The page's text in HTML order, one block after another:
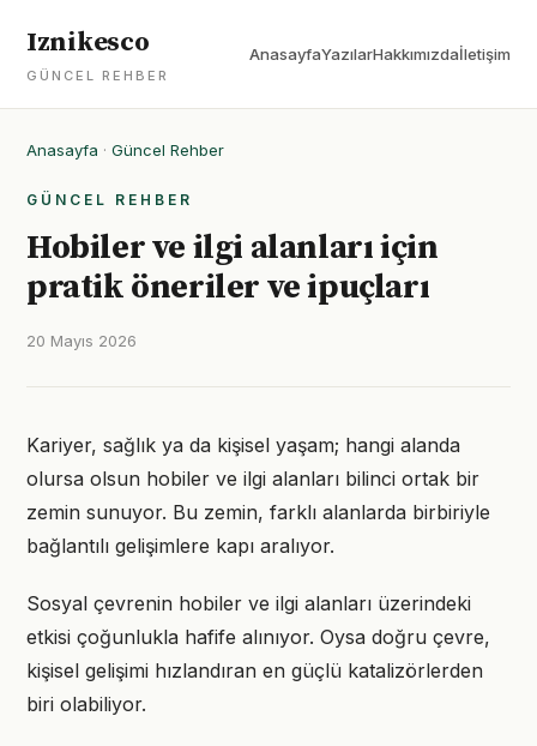
Iznikesco
GÜNCEL REHBER
AnasayfaYazılarHakkımızdaİletişim
Anasayfa · Güncel Rehber
GÜNCEL REHBER
Hobiler ve ilgi alanları için
pratik öneriler ve ipuçları
20 Mayıs 2026
Kariyer, sağlık ya da kişisel yaşam; hangi alanda
olursa olsun hobiler ve ilgi alanları bilinci ortak bir
zemin sunuyor. Bu zemin, farklı alanlarda birbiriyle
bağlantılı gelişimlere kapı aralıyor.
Sosyal çevrenin hobiler ve ilgi alanları üzerindeki
etkisi çoğunlukla hafife alınıyor. Oysa doğru çevre,
kişisel gelişimi hızlandıran en güçlü katalizörlerden
biri olabiliyor.